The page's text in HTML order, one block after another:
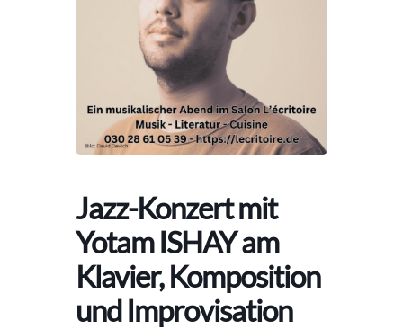
Jazz-Konzert mit
Yotam ISHAY am
Klavier, Komposition
und Improvisation